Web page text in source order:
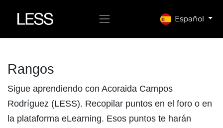
Español
Rangos
Sigue aprendiendo con Acoraida Campos
Rodríguez (LESS). Recopilar puntos en el foro o en
la plataforma eLearning. Esos puntos te harán